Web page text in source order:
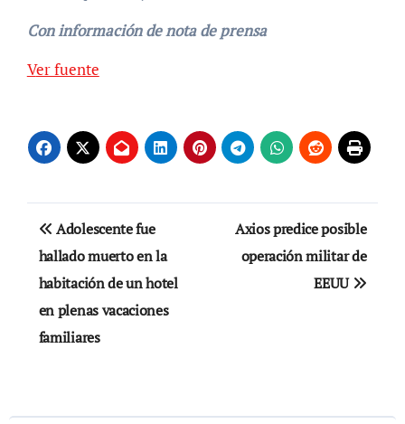
Con información de nota de prensa
Ver fuente
Navegación
de
entradas
Adolescente fue
hallado muerto en la
habitación de un hotel
en plenas vacaciones
familiares
Axios predice posible
operación militar de
EEUU